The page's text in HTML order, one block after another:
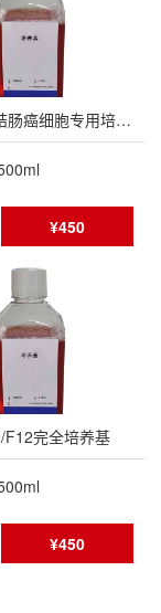
MC38小鼠结肠癌细胞专用培养基
¥450
F12完全培养基
¥450